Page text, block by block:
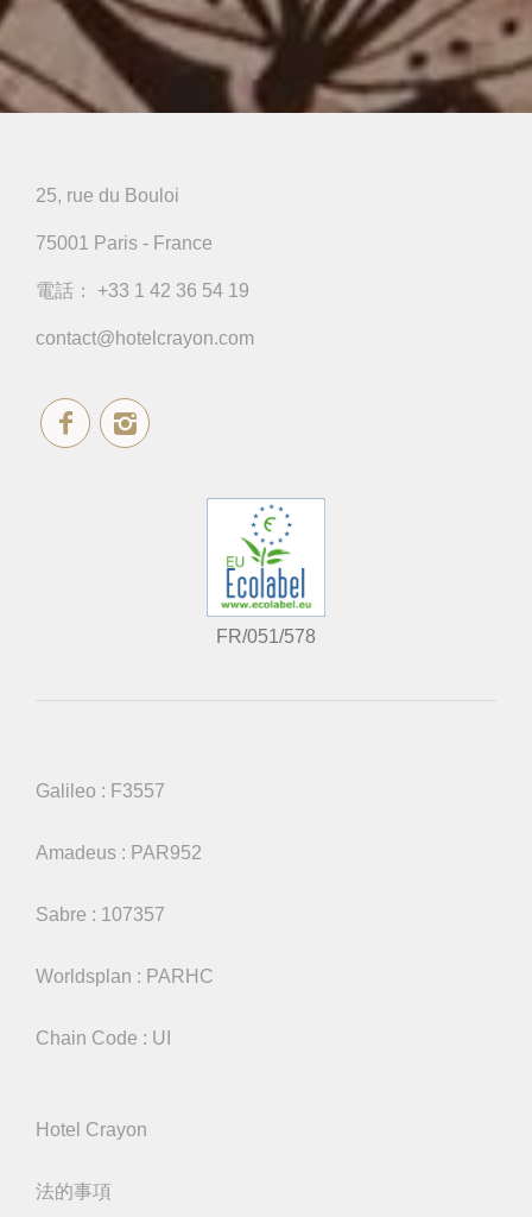
25, rue du Bouloi
75001 Paris - France
電話： +33 1 42 36 54 19
contact@hotelcrayon.com
FR/051/578
Galileo : F3557
Amadeus : PAR952
Sabre : 107357
Worldsplan : PARHC
Chain Code : UI
Hotel Crayon
法的事項